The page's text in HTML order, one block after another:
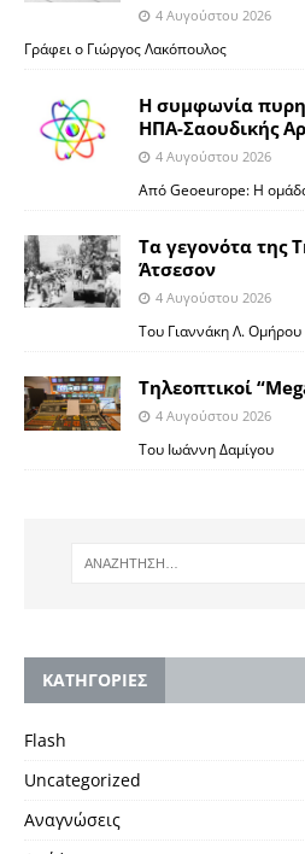
4 Αυγούστου 2026
Γράφει ο Γιώργος Λακόπουλος
Η συμφωνία
ΗΠΑ-Σαουδικής
4 Αυγούστου 2026
Από Geoeurope: H
Τα γεγονότα της
Άτσεσον
4 Αυγούστου 2026
Toυ Γιαννάκη Λ. Ομήρου
Tηλεοπτικοί
4 Αυγούστου 2026
Toυ Ιωάννη Δαμίγου
KΑΤΗΓΟΡΙΕΣ
Flash
Uncategorized
Αναγνώσεις